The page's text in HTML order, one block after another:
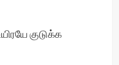
குடுக்க